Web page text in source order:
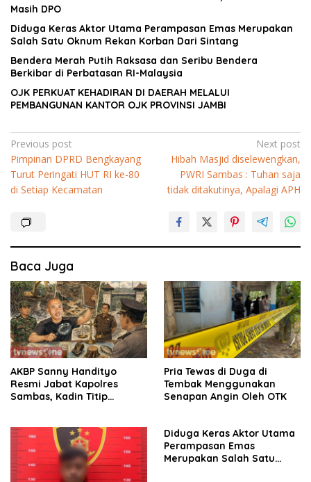
Masih DPO
Diduga Keras Aktor Utama Perampasan Emas Merupakan
Salah Satu Oknum Rekan Korban Dari Sintang
Bendera Merah Putih Raksasa dan Seribu Bendera
Berkibar di Perbatasan RI-Malaysia
OJK PERKUAT KEHADIRAN DI DAERAH MELALUI
PEMBANGUNAN KANTOR OJK PROVINSI JAMBI
Navigasi
pos
Previous post
Pimpinan DPRD Bengkayang
Turut Peringati HUT RI ke-80
di Setiap Kecamatan
Next post
Hibah Masjid diselewengkan,
PWRI Sambas : Tuhan saja
tidak ditakutinya, Apalagi APH
Baca Juga
AKBP Sanny Handityo
Resmi Jabat Kapolres
Sambas, Kadin Titip
Pria Tewas di Duga di
Tembak Menggunakan
Senapan Angin Oleh OTK
Diduga Keras Aktor Utama
Perampasan Emas
Merupakan Salah Satu